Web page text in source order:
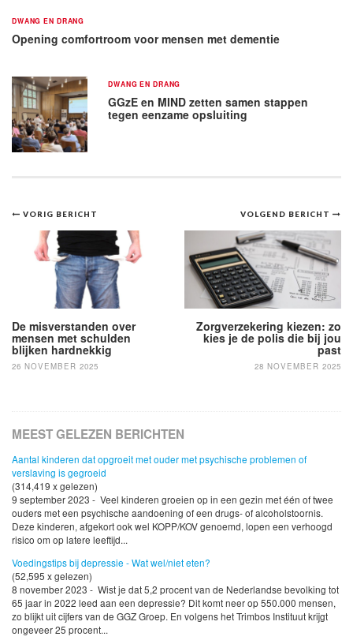
DWANG EN DRANG
Opening comfortroom voor mensen met dementie
DWANG EN DRANG
GGzE en MIND zetten samen stappen
tegen eenzame opsluiting
Bericht
navigatie
VOLGEND BERICHT
Zorgverzekering kiezen: zo
kies je de polis die bij jou
past
28 NOVEMBER 2025
VORIG BERICHT
De misverstanden over
mensen met schulden
blijken hardnekkig
26 NOVEMBER 2025
MEEST GELEZEN BERICHTEN
Aantal kinderen dat opgroeit met ouder met psychische problemen of
verslaving is gegroeid
(314,419 x gelezen)
9 september 2023 - Veel kinderen groeien op in een gezin met één of twee
ouders met een psychische aandoening of een drugs- of alcoholstoornis.
Deze kinderen, afgekort ook wel KOPP/KOV genoemd, lopen een verhoogd
risico om op latere leeftijd...
Voedingstips bij depressie - Wat wel/niet eten?
(52,595 x gelezen)
8 november 2023 - Wist je dat 5,2 procent van de Nederlandse bevolking tot
65 jaar in 2022 leed aan een depressie? Dit komt neer op 550.000 mensen,
zo blijkt uit cijfers van de GGZ Groep. En volgens het Trimbos Instituut krijgt
ongeveer 25 procent...